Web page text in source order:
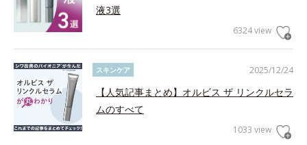
液3選
6324 view
2025/12/24
スキンケア
【人気記事まとめ】オルビス ザ リンクルセラ
ムのすべて
1033 view